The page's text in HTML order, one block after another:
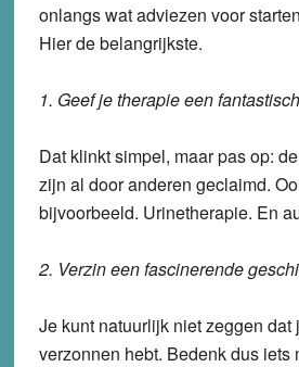
onlangs wat adviezen voor
Hier de belangrijkste.
1. Geef je therapie een
Dat klinkt simpel, maar pas op:
zijn al door anderen geclaimd.
bijvoorbeeld. Urinetherapie. En
2. Verzin een fascinerende
Je kunt natuurlijk niet zeggen
verzonnen hebt. Bedenk dus iets